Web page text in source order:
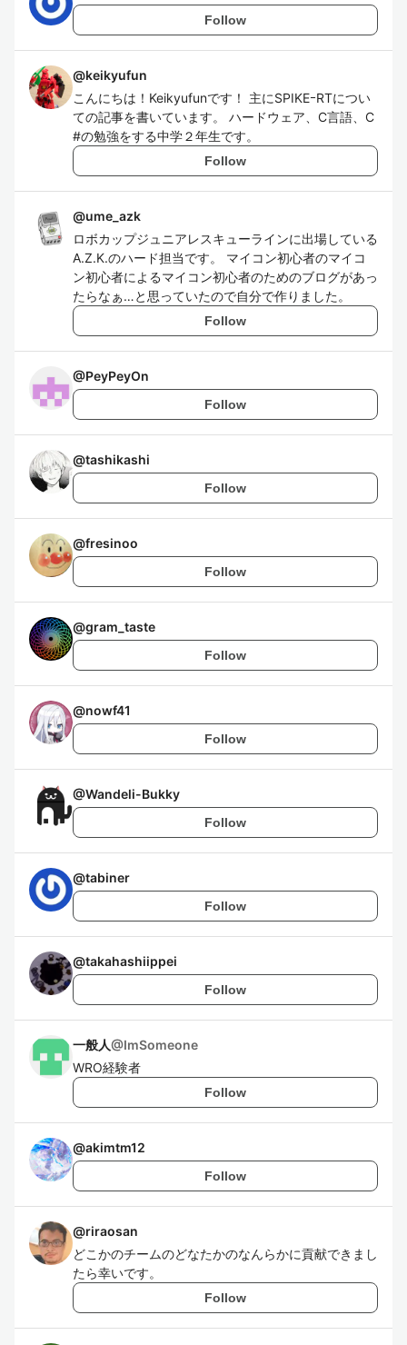
Follow
@keikyufun
こんにちは！Keikyufunです！ 主にSPIKEｰRTについ
ての記事を書いています。 ハードウェア、C言語、C
#の勉強をする中学２年生です。
Follow
@ume_azk
ロボカップジュニアレスキューラインに出場している
A.Z.K.のハード担当です。 マイコン初心者のマイコ
ン初心者によるマイコン初心者のためのブログがあっ
たらなぁ…と思っていたので自分で作りました。
Follow
@PeyPeyOn
Follow
@tashikashi
Follow
@fresinoo
Follow
@gram_taste
Follow
@nowf41
Follow
@Wandeli-Bukky
Follow
@tabiner
Follow
@takahashiippei
Follow
一般人@ImSomeone
WRO経験者
Follow
@akimtm12
Follow
@riraosan
どこかのチームのどなたかのなんらかに貢献できまし
たら幸いです。
Follow